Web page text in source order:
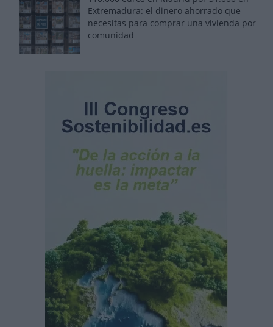
Extremadura: el dinero ahorrado que
necesitas para comprar una vivienda por
comunidad